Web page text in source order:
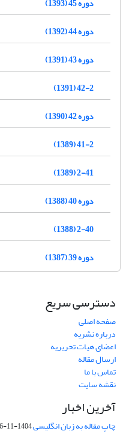
دوره 44 (1392)
دوره 43 (1391)
42-2 (1391)
دوره 42 (1390)
41-2 (1389)
2-41 (1389)
دوره 40 (1388)
2-40 (1388)
دوره 39 (1387)
دسترسی سریع
صفحه اصلی
درباره نشریه
اعضای هیات تحریریه
ارسال مقاله
تماس با ما
نقشه سایت
آخرین اخبار
چاپ مقاله به زبان انگلیسی1404-11-26